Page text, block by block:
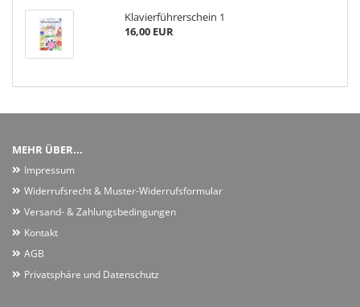
Klavierführerschein 1
16,00 EUR
MEHR ÜBER...
Impressum
Widerrufsrecht & Muster-Widerrufsformular
Versand- & Zahlungsbedingungen
Kontakt
AGB
Privatsphäre und Datenschutz